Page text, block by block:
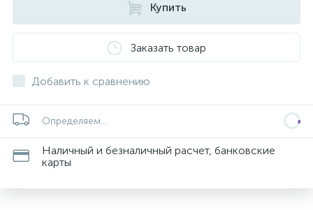
Купить
Заказать товар
Добавить к сравнению
Определяем...
Наличный и безналичный расчет, банковские
карты